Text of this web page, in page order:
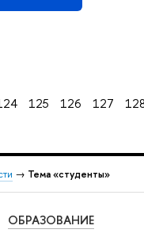
125 126 127
→ Тема «студенты»
ОБРАЗОВАНИЕ